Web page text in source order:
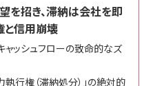
を招き、滞納は会社を即
と信用崩壊
ャッシュフローの致命的なズ
行権（滞納処分）」の絶対的